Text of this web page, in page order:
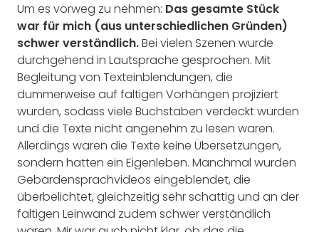
Um es vorweg zu nehmen: Das gesamte Stück
war für mich (aus unterschiedlichen Gründen)
schwer verständlich.Bei vielen Szenen wurde
durchgehend in Lautsprache gesprochen. Mit
Begleitung von Texteinblendungen, die
dummerweise auf faltigen Vorhängen projiziert
wurden, sodass viele Buchstaben verdeckt wurden
und die Texte nicht angenehm zu lesen waren.
Allerdings waren die Texte keine Übersetzungen,
sondern hatten ein Eigenleben. Manchmal wurden
Gebärdensprachvideos eingeblendet, die
überbelichtet, gleichzeitig sehr schattig und an der
faltigen Leinwand zudem schwer verständlich